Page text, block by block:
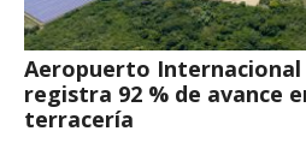
Aeropuerto Internacional
registra 92 % de avance
terracería